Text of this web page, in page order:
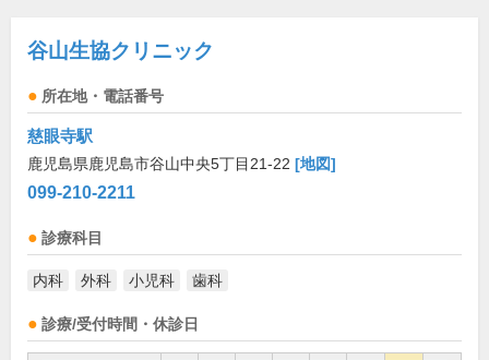
谷山生協クリニック
所在地・電話番号
慈眼寺駅
鹿児島県鹿児島市谷山中央5丁目21-22 [地図]
099-210-2211
診療科目
内科 外科 小児科 歯科
診療/受付時間・休診日